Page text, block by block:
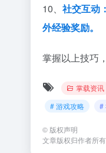
10、 社交互动
外经验奖励。
掌握以上技巧
掌载资讯
# 游戏攻略
#
© 版权声明
文章版权归作者所